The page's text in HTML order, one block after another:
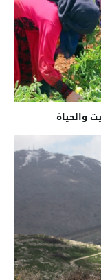
والحياة